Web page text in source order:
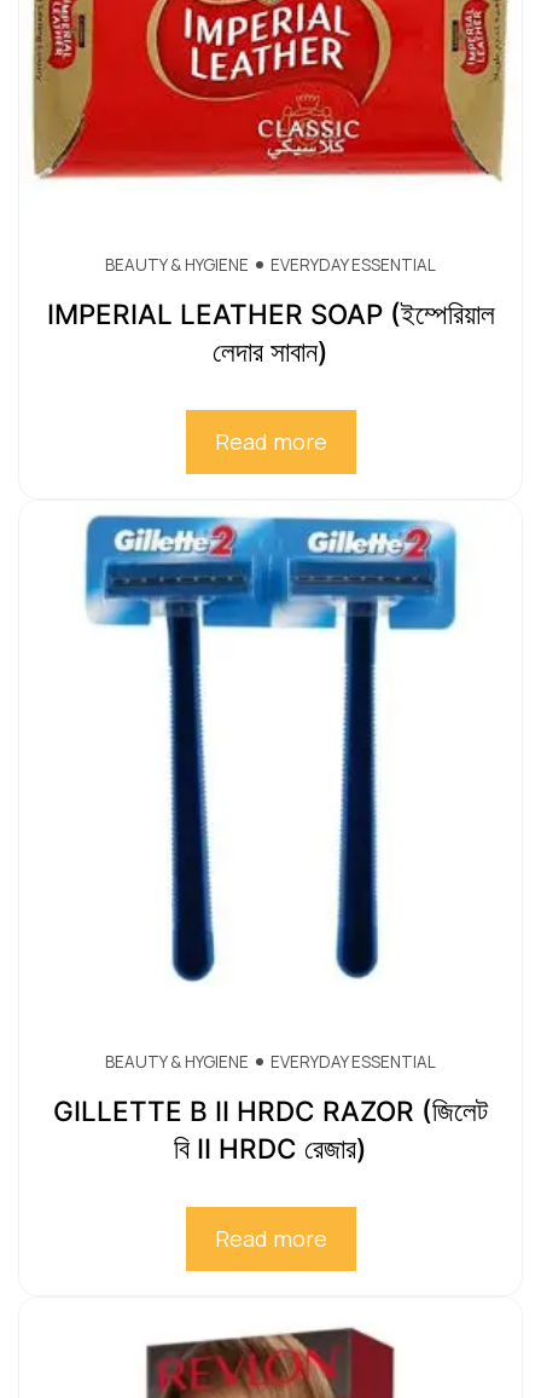
BEAUTY & HYGIENE EVERYDAY ESSENTIAL
IMPERIAL LEATHER SOAP (ইম্পেরিয়াল
লেদার সাবান)
Read more
BEAUTY & HYGIENE EVERYDAY ESSENTIAL
GILLETTE B II HRDC RAZOR (জিলেট
বি II HRDC রেজার)
Read more